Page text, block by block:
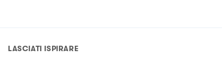
LASCIATI ISPIRARE